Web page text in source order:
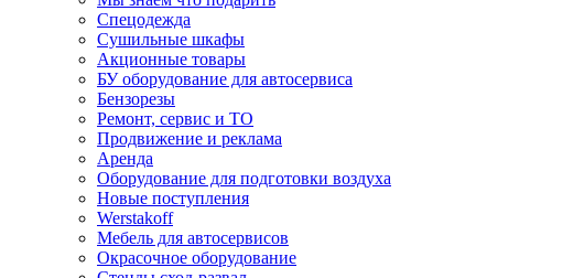
Спецодежда
Сушильные шкафы
Акционные товары
БУ оборудование для автосервиса
Бензорезы
Ремонт, сервис и ТО
Продвижение и реклама
Аренда
Оборудование для подготовки воздуха
Новые поступления
Werstakoff
Мебель для автосервисов
Окрасочное оборудование